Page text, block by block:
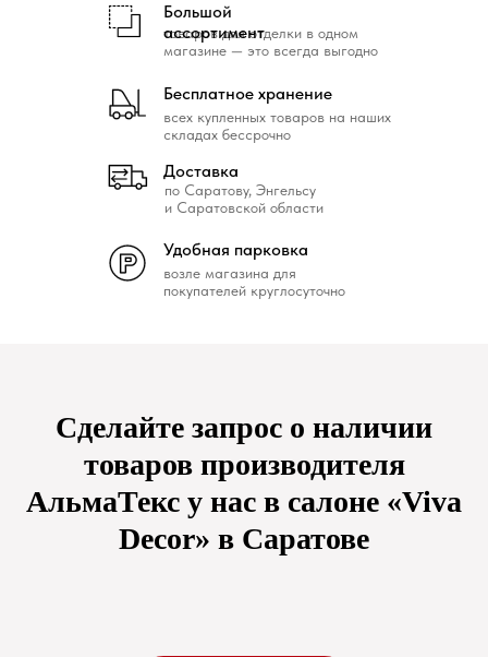
возле магазина для
покупателей круглосуточно
Удобная парковка
всех купленных товаров на наших
складах бессрочно
Бесплатное хранение
товаров для отделки в одном
магазине — это всегда выгодно
Большой
ассортимент
по Саратову, Энгельсу
и Саратовской области
Доставка
Сделайте запрос о наличии
товаров производителя
АльмаТекс у нас в салоне «Viva
Decor» в Саратове